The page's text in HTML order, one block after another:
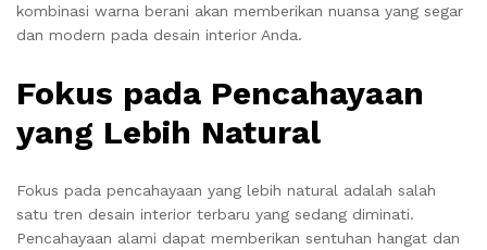
kombinasi warna berani akan memberikan nuansa yang segar
dan modern pada desain interior Anda.
Fokus pada Pencahayaan
yang Lebih Natural
Fokus pada pencahayaan yang lebih natural adalah salah
satu tren desain interior terbaru yang sedang diminati.
Pencahayaan alami dapat memberikan sentuhan hangat dan